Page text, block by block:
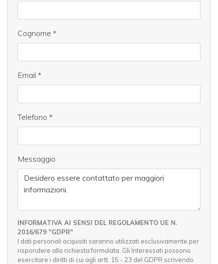
Cognome *
Email *
Telefono *
Messaggio
INFORMATIVA AI SENSI DEL REGOLAMENTO UE N.
2016/679 "GDPR"
I dati personali acquisiti saranno utilizzati esclusivamente per
rispondere alla richiesta formulata. Gli Interessati possono
esercitare i diritti di cui agli artt. 15 - 23 del GDPR scrivendo